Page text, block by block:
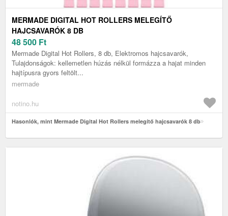
MERMADE DIGITAL HOT ROLLERS MELEGÍTŐ
HAJCSAVARÓK 8 DB
48 500 Ft
Mermade Digital Hot Rollers, 8 db, Elektromos hajcsavarók,
Tulajdonságok: kellemetlen húzás nélkül formázza a hajat minden
hajtípusra gyors feltölt...
mermade
notino.hu
Hasonlók, mint Mermade Digital Hot Rollers melegítő hajcsavarók 8 db